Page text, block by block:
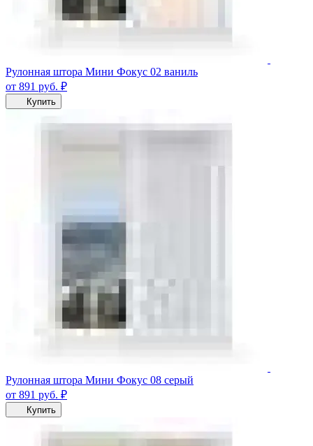
Рулонная штора Мини Фокус 02 ваниль
от 891 руб. ₽
Купить
Рулонная штора Мини Фокус 08 серый
от 891 руб. ₽
Купить